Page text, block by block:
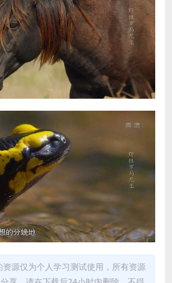
资源仅为个人学习测试使用，所有资源